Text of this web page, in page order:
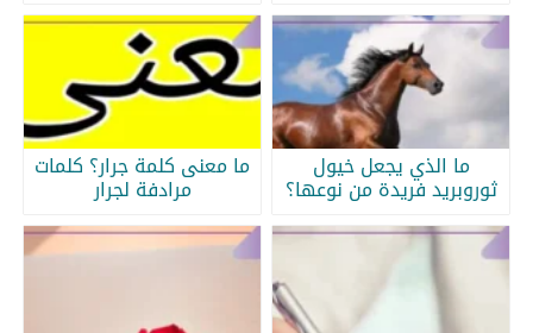
ما الذي يجعل خيول
ثوروبريد فريدة من نوعها؟
ما معنى كلمة جرار؟ كلمات
مرادفة لجرار